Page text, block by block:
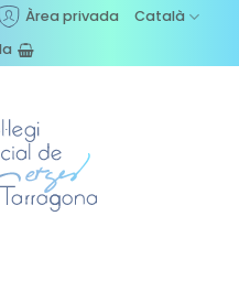
Àrea privada
Català